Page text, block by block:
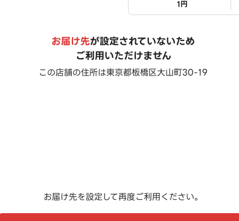
1円
お届け先が設定されていないため
ご利用いただけません
この店舗の住所は東京都板橋区大山町30-19
お届け先を設定して再度ご利用ください。